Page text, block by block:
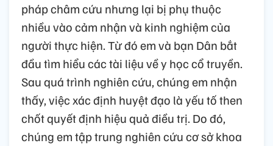
pháp châm cứu nhưng lại bị phụ thuộc
nhiều vào cảm nhận và kinh nghiệm của
người thực hiện. Từ đó em và bạn Dân bắt
đầu tìm hiểu các tài liệu về y học cổ truyền.
Sau quá trình nghiên cứu, chúng em nhận
thấy, việc xác định huyệt đạo là yếu tố then
chốt quyết định hiệu quả điều trị. Do đó,
chúng em tập trung nghiên cứu cơ sở khoa